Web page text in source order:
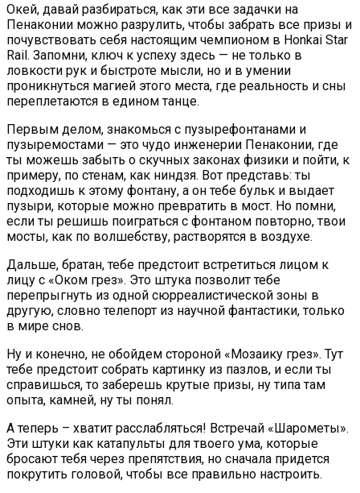
Окей, давай разбираться, как эти все задачки на
Пенаконии можно разрулить, чтобы забрать все призы и
почувствовать себя настоящим чемпионом в Honkai Star
Rail. Запомни, ключ к успеху здесь — не только в
ловкости рук и быстроте мысли, но и в умении
проникнуться магией этого места, где реальность и сны
переплетаются в едином танце.
Первым делом, знакомься с пузырефонтанами и
пузыремостами — это чудо инженерии Пенаконии, где
ты можешь забыть о скучных законах физики и пойти, к
примеру, по стенам, как ниндзя. Вот представь: ты
подходишь к этому фонтану, а он тебе бульк и выдает
пузыри, которые можно превратить в мост. Но помни,
если ты решишь поиграться с фонтаном повторно, твои
мосты, как по волшебству, растворятся в воздухе.
Дальше, братан, тебе предстоит встретиться лицом к
лицу с «Оком грез». Это штука позволит тебе
перепрыгнуть из одной сюрреалистической зоны в
другую, словно телепорт из научной фантастики, только
в мире снов.
Ну и конечно, не обойдем стороной «Мозаику грез». Тут
тебе предстоит собрать картинку из пазлов, и если ты
справишься, то заберешь крутые призы, ну типа там
опыта, камней, ну ты понял.
А теперь – хватит расслабляться! Встречай «Шарометы».
Эти штуки как катапульты для твоего ума, которые
бросают тебя через препятствия, но сначала придется
покрутить головой, чтобы все правильно настроить.